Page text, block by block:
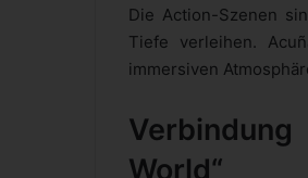
Die Action-Szenen
Tiefe verleihen.
immersiven
World“